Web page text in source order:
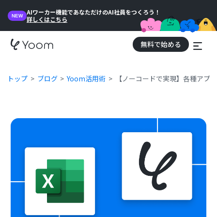
NEW
AIワーカー機能であなただけのAI社員をつくろう！
詳しくはこちら
無料で始める
トップ ブログ Yoom活用術 【ノーコードで実現】各種ア